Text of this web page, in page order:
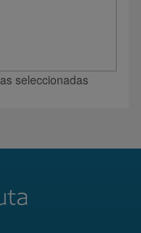
seleccionadas